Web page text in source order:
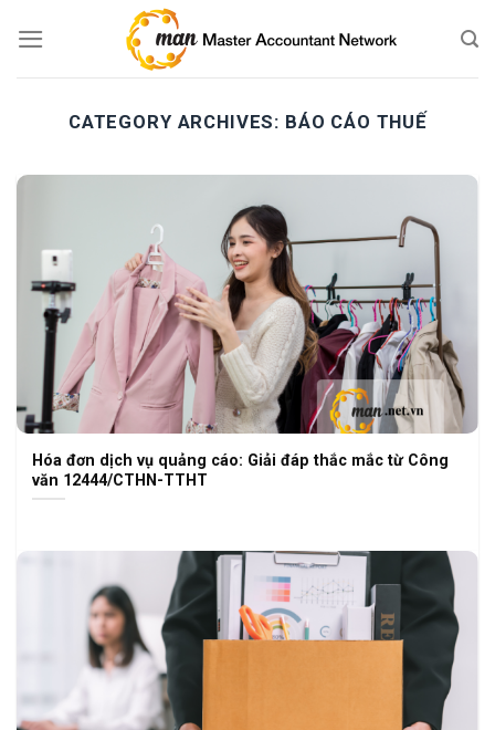
CATEGORY ARCHIVES: BÁO CÁO THUẾ
Hóa đơn dịch vụ quảng cáo: Giải đáp thắc mắc từ Công
văn 12444/CTHN-TTHT